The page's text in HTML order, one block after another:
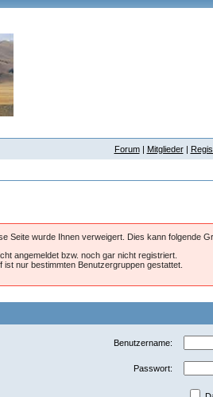
Forum| Mitglieder|
Seite wurde Ihnen verweigert. Dies kann folgende
angemeldet bzw. noch gar nicht registriert.
ist nur bestimmten Benutzergruppen gestattet.
Benutzername:
Passwort: